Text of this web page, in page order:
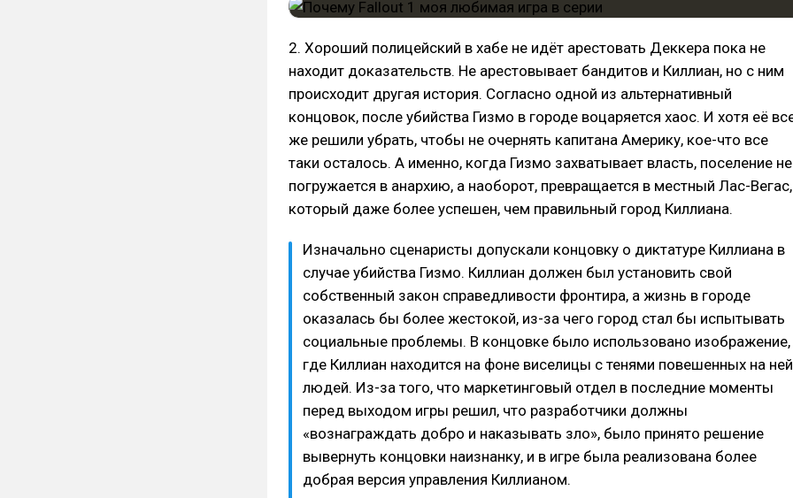
2. Хороший полицейский в хабе не идёт арестовать Деккера пока не
находит доказательств. Не арестовывает бандитов и Киллиан, но с ним
происходит другая история. Согласно одной из альтернативный
концовок, после убийства Гизмо в городе воцаряется хаос. И хотя её
же решили убрать, чтобы не очернять капитана Америку, кое-что все
таки осталось. А именно, когда Гизмо захватывает власть, поселение не
погружается в анархию, а наоборот, превращается в местный Лас-Вегас,
который даже более успешен, чем правильный город Киллиана.
Изначально сценаристы допускали концовку о диктатуре Киллиана в
случае убийства Гизмо. Киллиан должен был установить свой
собственный закон справедливости фронтира, а жизнь в городе
оказалась бы более жестокой, из-за чего город стал бы испытывать
социальные проблемы. В концовке было использовано изображение,
где Киллиан находится на фоне виселицы с тенями повешенных на ней
людей. Из-за того, что маркетинговый отдел в последние моменты
перед выходом игры решил, что разработчики должны
«вознаграждать добро и наказывать зло», было принято решение
вывернуть концовки наизнанку, и в игре была реализована более
добрая версия управления Киллианом.